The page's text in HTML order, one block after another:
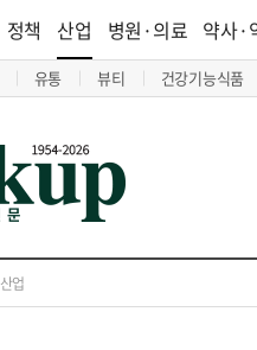
정책 산업
유통 뷰티 건강기능식품
병원·의료 약사·
산업